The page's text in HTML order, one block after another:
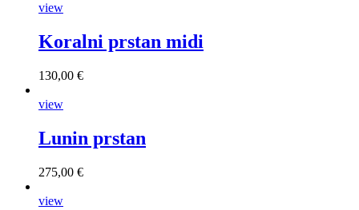
view
Koralni prstan midi
130,00 €
view
Lunin prstan
275,00 €
view